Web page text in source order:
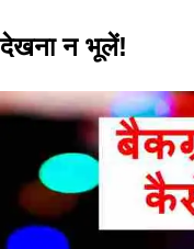
देखना न भूलें!